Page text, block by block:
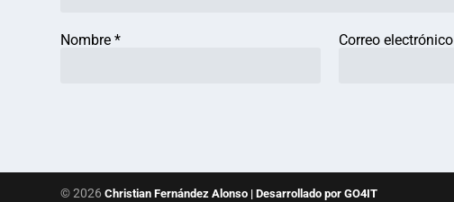
Nombre* Correo electrónico
© 2026Christian Fernández Alonso | Desarrollado por GO4IT